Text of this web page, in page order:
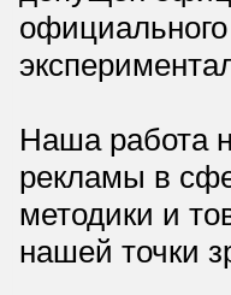
Наша работа
рекламы в
методики и
нашей точки